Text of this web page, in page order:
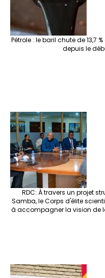
Pétrole : le baril chute de 13,7
depuis le
RDC: À travers un projet
Samba, le Corps d'élite
à accompagner la vision de